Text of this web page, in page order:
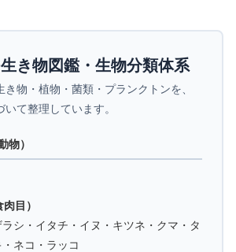
き物図鑑・生物分類体系
き物・植物・菌類・プランクトンを、
て整理しています。
物）
目）
ラシ・イタチ・イヌ・キツネ・クマ・タ
・ネコ・ラッコ